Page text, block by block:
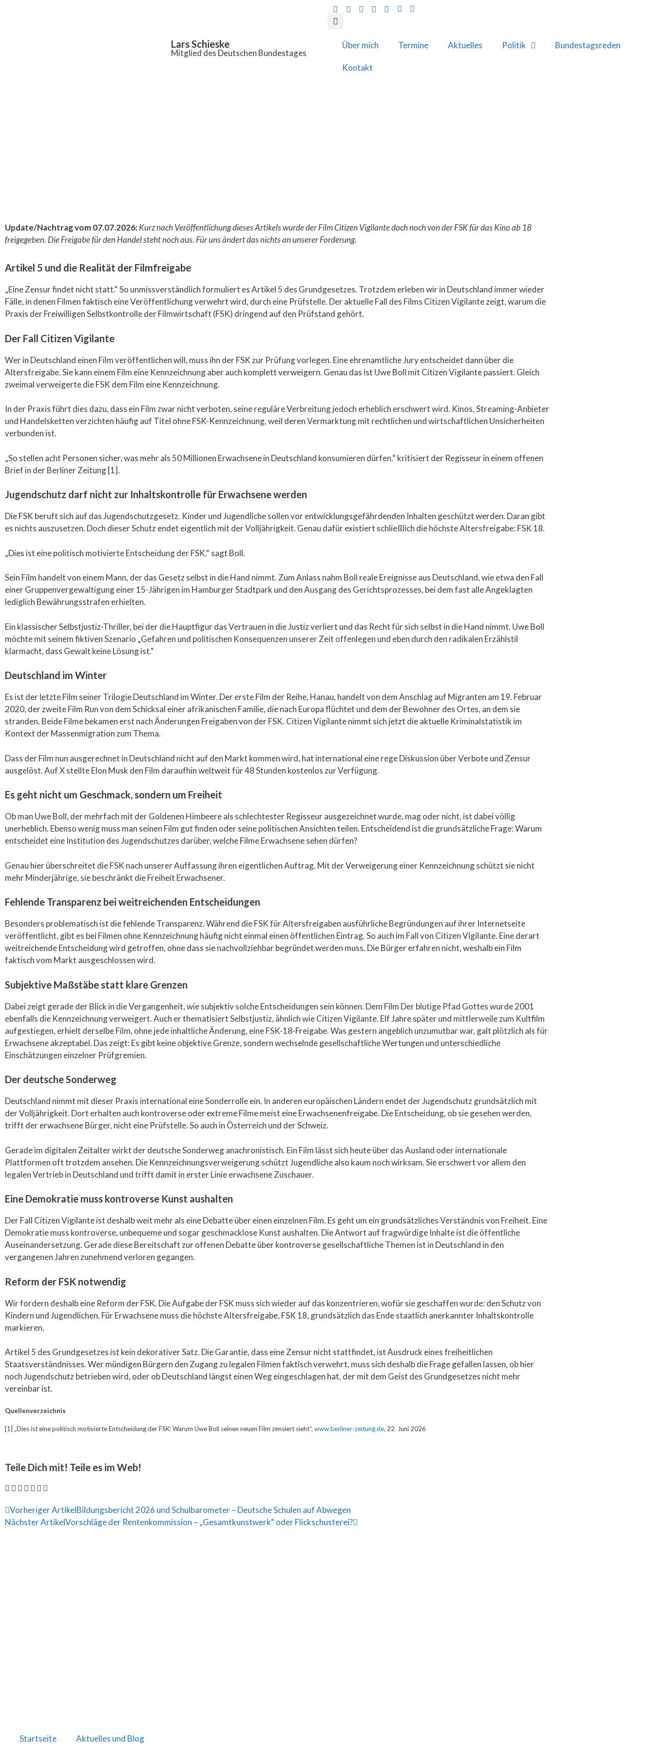
Lars Schieske
Mitglied des Deutschen Bundestages
Über mich Termine Aktuelles Politik Bundestagsreden
Kontakt
Update/Nachtrag vom 07.07.2026:Kurz nach Veröffentlichung dieses Artikels wurde der Film Citizen Vigilante doch noch von der FSK für das Kino ab 18
freigegeben. Die Freigabe für den Handel steht noch aus. Für uns ändert das nichts an unserer Forderung.
Artikel 5 und die Realität der Filmfreigabe
„Eine Zensur findet nicht statt.“ So unmissverständlich formuliert es Artikel 5 des Grundgesetzes. Trotzdem erleben wir in Deutschland immer wieder
Fälle, in denen Filmen faktisch eine Veröffentlichung verwehrt wird, durch eine Prüfstelle. Der aktuelle Fall des Films Citizen Vigilante zeigt, warum die
Praxis der Freiwilligen Selbstkontrolle der Filmwirtschaft (FSK) dringend auf den Prüfstand gehört.
Der Fall Citizen Vigilante
Wer in Deutschland einen Film veröffentlichen will, muss ihn der FSK zur Prüfung vorlegen. Eine ehrenamtliche Jury entscheidet dann über die
Altersfreigabe. Sie kann einem Film eine Kennzeichnung aber auch komplett verweigern. Genau das ist Uwe Boll mit Citizen Vigilante passiert. Gleich
zweimal verweigerte die FSK dem Film eine Kennzeichnung.
In der Praxis führt dies dazu, dass ein Film zwar nicht verboten, seine reguläre Verbreitung jedoch erheblich erschwert wird. Kinos, Streaming-Anbieter
und Handelsketten verzichten häufig auf Titel ohne FSK-Kennzeichnung, weil deren Vermarktung mit rechtlichen und wirtschaftlichen Unsicherheiten
verbunden ist.
„So stellen acht Personen sicher, was mehr als 50 Millionen Erwachsene in Deutschland konsumieren dürfen.“ kritisiert der Regisseur in einem offenen
Brief in der Berliner Zeitung [1].
Jugendschutz darf nicht zur Inhaltskontrolle für Erwachsene werden
Die FSK beruft sich auf das Jugendschutzgesetz. Kinder und Jugendliche sollen vor entwicklungsgefährdenden Inhalten geschützt werden. Daran gibt
es nichts auszusetzen. Doch dieser Schutz endet eigentlich mit der Volljährigkeit. Genau dafür existiert schließlich die höchste Altersfreigabe: FSK 18.
„Dies ist eine politisch motivierte Entscheidung der FSK.“ sagt Boll.
Sein Film handelt von einem Mann, der das Gesetz selbst in die Hand nimmt. Zum Anlass nahm Boll reale Ereignisse aus Deutschland, wie etwa den Fall
einer Gruppenvergewaltigung einer 15-Jährigen im Hamburger Stadtpark und den Ausgang des Gerichtsprozesses, bei dem fast alle Angeklagten
lediglich Bewährungsstrafen erhielten.
Ein klassischer Selbstjustiz-Thriller, bei der die Hauptfigur das Vertrauen in die Justiz verliert und das Recht für sich selbst in die Hand nimmt. Uwe Boll
möchte mit seinem fiktiven Szenario „Gefahren und politischen Konsequenzen unserer Zeit offenlegen und eben durch den radikalen Erzählstil
klarmacht, dass Gewalt keine Lösung ist.“
Deutschland im Winter
Es ist der letzte Film seiner Trilogie Deutschland im Winter. Der erste Film der Reihe, Hanau, handelt von dem Anschlag auf Migranten am 19. Februar
2020, der zweite Film Run von dem Schicksal einer afrikanischen Familie, die nach Europa flüchtet und dem der Bewohner des Ortes, an dem sie
stranden. Beide Filme bekamen erst nach Änderungen Freigaben von der FSK. Citizen Vigilante nimmt sich jetzt die aktuelle Kriminalstatistik im
Kontext der Massenmigration zum Thema.
Dass der Film nun ausgerechnet in Deutschland nicht auf den Markt kommen wird, hat international eine rege Diskussion über Verbote und Zensur
ausgelöst. Auf X stellte Elon Musk den Film daraufhin weltweit für 48 Stunden kostenlos zur Verfügung.
Es geht nicht um Geschmack, sondern um Freiheit
Ob man Uwe Boll, der mehrfach mit der Goldenen Himbeere als schlechtester Regisseur ausgezeichnet wurde, mag oder nicht, ist dabei völlig
unerheblich. Ebenso wenig muss man seinen Film gut finden oder seine politischen Ansichten teilen. Entscheidend ist die grundsätzliche Frage: Warum
entscheidet eine Institution des Jugendschutzes darüber, welche Filme Erwachsene sehen dürfen?
Genau hier überschreitet die FSK nach unserer Auffassung ihren eigentlichen Auftrag. Mit der Verweigerung einer Kennzeichnung schützt sie nicht
mehr Minderjährige, sie beschränkt die Freiheit Erwachsener.
Fehlende Transparenz bei weitreichenden Entscheidungen
Besonders problematisch ist die fehlende Transparenz. Während die FSK für Altersfreigaben ausführliche Begründungen auf ihrer Internetseite
veröffentlicht, gibt es bei Filmen ohne Kennzeichnung häufig nicht einmal einen öffentlichen Eintrag. So auch im Fall von Citizen Vigilante. Eine derart
weitreichende Entscheidung wird getroffen, ohne dass sie nachvollziehbar begründet werden muss. Die Bürger erfahren nicht, weshalb ein Film
faktisch vom Markt ausgeschlossen wird.
Subjektive Maßstäbe statt klare Grenzen
Dabei zeigt gerade der Blick in die Vergangenheit, wie subjektiv solche Entscheidungen sein können. Dem Film Der blutige Pfad Gottes wurde 2001
ebenfalls die Kennzeichnung verweigert. Auch er thematisiert Selbstjustiz, ähnlich wie Citizen Vigilante. Elf Jahre später und mittlerweile zum Kultfilm
aufgestiegen, erhielt derselbe Film, ohne jede inhaltliche Änderung, eine FSK-18-Freigabe. Was gestern angeblich unzumutbar war, galt plötzlich als für
Erwachsene akzeptabel. Das zeigt: Es gibt keine objektive Grenze, sondern wechselnde gesellschaftliche Wertungen und unterschiedliche
Einschätzungen einzelner Prüfgremien.
Der deutsche Sonderweg
Deutschland nimmt mit dieser Praxis international eine Sonderrolle ein. In anderen europäischen Ländern endet der Jugendschutz grundsätzlich mit
der Volljährigkeit. Dort erhalten auch kontroverse oder extreme Filme meist eine Erwachsenenfreigabe. Die Entscheidung, ob sie gesehen werden,
trifft der erwachsene Bürger, nicht eine Prüfstelle. So auch in Österreich und der Schweiz.
Gerade im digitalen Zeitalter wirkt der deutsche Sonderweg anachronistisch. Ein Film lässt sich heute über das Ausland oder internationale
Plattformen oft trotzdem ansehen. Die Kennzeichnungsverweigerung schützt Jugendliche also kaum noch wirksam. Sie erschwert vor allem den
legalen Vertrieb in Deutschland und trifft damit in erster Linie erwachsene Zuschauer.
Eine Demokratie muss kontroverse Kunst aushalten
Der Fall Citizen Vigilante ist deshalb weit mehr als eine Debatte über einen einzelnen Film. Es geht um ein grundsätzliches Verständnis von Freiheit. Eine
Demokratie muss kontroverse, unbequeme und sogar geschmacklose Kunst aushalten. Die Antwort auf fragwürdige Inhalte ist die öffentliche
Auseinandersetzung. Gerade diese Bereitschaft zur offenen Debatte über kontroverse gesellschaftliche Themen ist in Deutschland in den
vergangenen Jahren zunehmend verloren gegangen.
Reform der FSK notwendig
Wir fordern deshalb eine Reform der FSK. Die Aufgabe der FSK muss sich wieder auf das konzentrieren, wofür sie geschaffen wurde: den Schutz von
Kindern und Jugendlichen. Für Erwachsene muss die höchste Altersfreigabe, FSK 18, grundsätzlich das Ende staatlich anerkannter Inhaltskontrolle
markieren.
Artikel 5 des Grundgesetzes ist kein dekorativer Satz. Die Garantie, dass eine Zensur nicht stattfindet, ist Ausdruck eines freiheitlichen
Staatsverständnisses. Wer mündigen Bürgern den Zugang zu legalen Filmen faktisch verwehrt, muss sich deshalb die Frage gefallen lassen, ob hier
noch Jugendschutz betrieben wird, oder ob Deutschland längst einen Weg eingeschlagen hat, der mit dem Geist des Grundgesetzes nicht mehr
vereinbar ist.
Quellenverzeichnis
[1] „Dies ist eine politisch motivierte Entscheidung der FSK: Warum Uwe Boll seinen neuen Film zensiert sieht“, www.berliner-zeitung.de, 22. Juni 2026
Teile Dich mit! Teile es im Web!
Vorheriger ArtikelBildungsbericht 2026 und Schulbarometer – Deutsche Schulen auf Abwegen
Nächster ArtikelVorschläge der Rentenkommission – „Gesamtkunstwerk“ oder Flickschusterei?
Startseite Aktuelles und Blog